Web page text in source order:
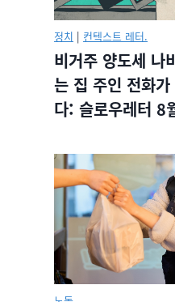
정치 | 컨텍스트 레터.
비거주 양도세 나
는 집 주인 전화
다: 슬로우레터 8